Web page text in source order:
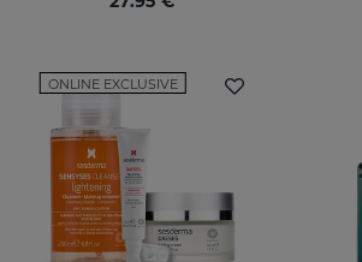
ONLINE EXCLUSIVE